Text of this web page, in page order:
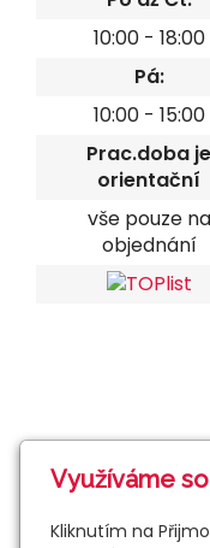
10:00 - 18:00
Pá:
10:00 - 15:00
Prac.doba je
orientační
vše pouze na
objednání
Využíváme
Kliknutím na